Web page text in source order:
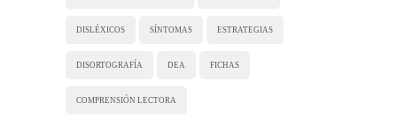
DISLÉXICOS SÍNTOMAS ESTRATEGIAS
DISORTOGRAFÍA DEA FICHAS
COMPRENSIÓN LECTORA